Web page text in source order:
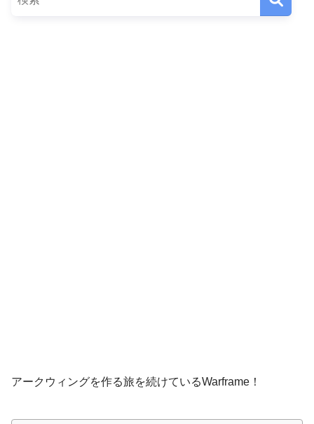
アークウィングを作る旅を続けているWarframe！